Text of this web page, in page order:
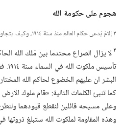
هجوم على حكومة الله
٣ إلامَ يُدعى حكام العالم منذ سنة ١٩١٤،‏ وكيف يتجاوبون؟‏
٣لا يزال الصراع محتدما بين مَلك الله
البشر ان عليهم الخضوع لحاكم الله
كما تنبئ الكلمات التالية:‏ «قام ملوك
وعلى مسيحه قائلين لنقطع قيودهما
وهذه المقاومة لملكوت الله ستبلغ